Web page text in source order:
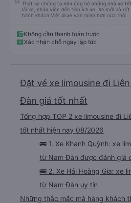
Thật sự chúng ta nên ủng hộ những nhà xe
lái xe, nhân viên đến tiện ích xe. Xe mới và
hành khách Việt đi xe văn minh hơn nữa thôi.
Không cần thanh toán trước
Xác nhận chỗ ngay lập tức
Đặt vé xe limousine đi
Đàn giá tốt nhất
Tổng hợp TOP 2 xe limousine đi
tốt nhất hiện nay 08/2026
🚌 1. Xe Khanh Quỳnh: xe
từ Nam Đàn được đánh giá
🚌 2. Xe Hải Hoàng Gia: xe
từ Nam Đàn uy tín
Những thắc mắc mà hàng khách